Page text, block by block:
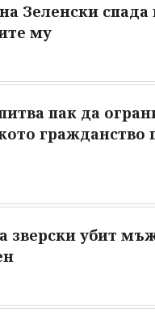
Зеленски спада
му
пак да
гражданство
зверски убит